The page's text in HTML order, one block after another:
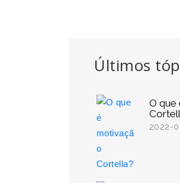
Últimos
O que
2022-